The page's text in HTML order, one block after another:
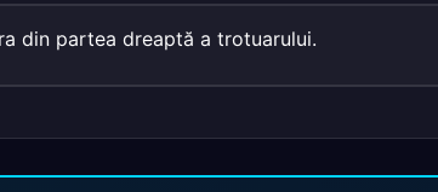
din partea dreaptă a trotuarului.